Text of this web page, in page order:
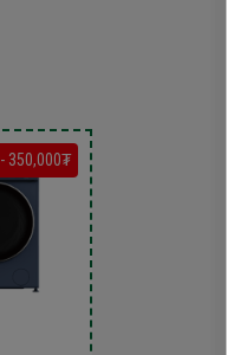
- 350,000₮